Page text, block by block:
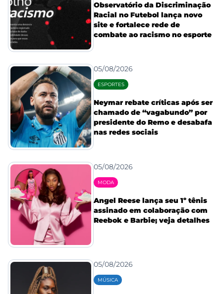
Observatório da Discriminação
Racial no Futebol lança novo
site e fortalece rede de
combate ao racismo no esporte
05/08/2026
ESPORTES
Neymar rebate críticas após ser
chamado de “vagabundo” por
presidente do Remo e desabafa
nas redes sociais
05/08/2026
MODA
Angel Reese lança seu 1º tênis
assinado em colaboração com
Reebok e Barbie; veja detalhes
05/08/2026
MÚSICA